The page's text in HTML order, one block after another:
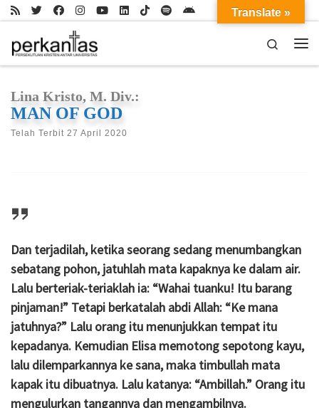
Skip to content
Search
Lina Kristo, M. Div.:
MAN OF GOD
Telah Terbit 27 April 2020
Dan terjadilah, ketika seorang sedang menumbangkan
sebatang pohon, jatuhlah mata kapaknya ke dalam air.
Lalu berteriak-teriaklah ia: “Wahai tuanku! Itu barang
pinjaman!” Tetapi berkatalah abdi Allah: “Ke mana
jatuhnya?” Lalu orang itu menunjukkan tempat itu
kepadanya. Kemudian Elisa memotong sepotong kayu,
lalu dilemparkannya ke sana, maka timbullah mata
kapak itu dibuatnya. Lalu katanya: “Ambillah.” Orang itu
mengulurkan tangannya dan mengambilnya.
Translate »